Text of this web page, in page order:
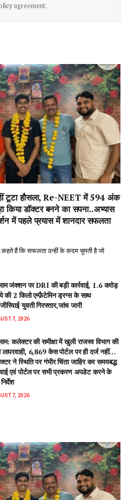
agreement.
टूटा हौसला, Re-NEET में 594 अंक
किया डॉक्टर बनने का सपना..अभ्यास
में पहले प्रयास में शानदार सफलता
हैं कि सफलता उन्हीं के कदम चूमती है जो
जंक्शन पर DRI की बड़ी कार्रवाई, 1.6 करोड़
की 2 किलो एम्फ़ैटेमिन ड्रग्स के साथ
युवती गिरफ्तार,जांच जारी
7, 2026
कलेक्टर की समीक्षा में खुली राजस्व विभाग की
लापरवाही, 6,869 केस पोर्टल पर ही दर्ज नहीं…
ने स्थिति पर गंभीर चिंता जाहिर कर समयबद्ध
एवं पोर्टल पर सभी प्रकरण अपडेट करने के
7, 2026